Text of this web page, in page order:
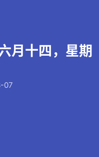
月十四，星期
07